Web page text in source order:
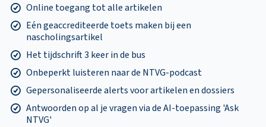
Online toegang tot alle artikelen
Eén geaccrediteerde toets maken bij een
nascholingsartikel
Het tijdschrift 3 keer in de bus
Onbeperkt luisteren naar de NTVG-podcast
Gepersonaliseerde alerts voor artikelen en dossiers
Antwoorden op al je vragen via de AI-toepassing 'Ask
NTVG'